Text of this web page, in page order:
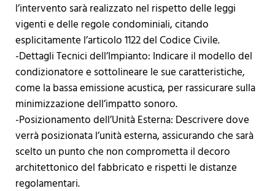
l’intervento sarà realizzato nel rispetto delle leggi
vigenti e delle regole condominiali, citando
esplicitamente l’articolo 1122 del Codice Civile.
-Dettagli Tecnici dell’Impianto: Indicare il modello del
condizionatore e sottolineare le sue caratteristiche,
come la bassa emissione acustica, per rassicurare sulla
minimizzazione dell’impatto sonoro.
-Posizionamento dell’Unità Esterna: Descrivere dove
verrà posizionata l’unità esterna, assicurando che sarà
scelto un punto che non comprometta il decoro
architettonico del fabbricato e rispetti le distanze
regolamentari.